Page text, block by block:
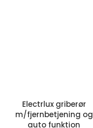
Electrlux griberør
m/fjernbetjening og
auto funktion